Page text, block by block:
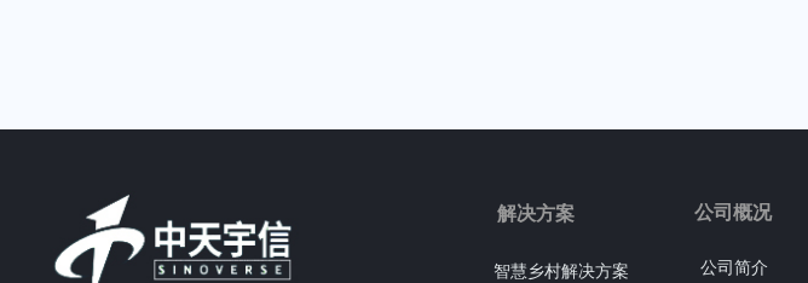
智慧乡村解决方案
解决方案
公司简介
公司概况